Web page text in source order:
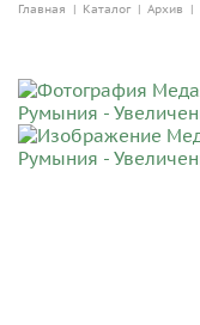
Главная | Каталог | Архив |